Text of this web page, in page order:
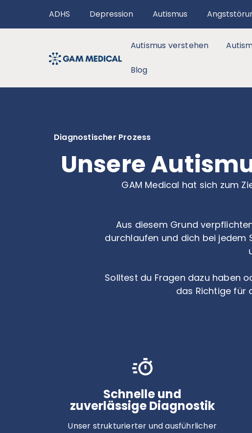
ADHS Depression Autismus
Autismus verstehen
Blog
Diagnostischer Prozess
Unsere
GAM Medical hat sich zum
Aus diesem Grund
durchlaufen und dich bei jedem
Solltest du Fragen dazu haben
das Richtige für
Schnelle und
zuverlässige Diagnostik
Unser strukturierter und ausführlicher